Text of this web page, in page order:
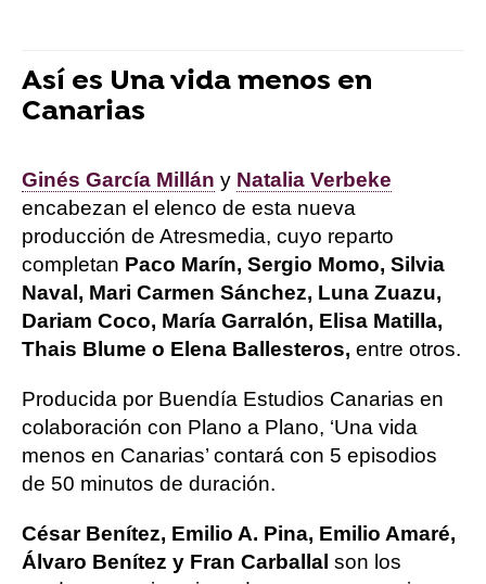
Así es Una vida menos en
Canarias
Ginés García Millán y Natalia Verbeke
encabezan el elenco de esta nueva
producción de Atresmedia, cuyo reparto
completan Paco Marín, Sergio Momo, Silvia
Naval, Mari Carmen Sánchez, Luna Zuazu,
Dariam Coco, María Garralón, Elisa Matilla,
Thais Blume o Elena Ballesteros, entre otros.
Producida por Buendía Estudios Canarias en
colaboración con Plano a Plano, ‘Una vida
menos en Canarias’ contará con 5 episodios
de 50 minutos de duración.
César Benítez, Emilio A. Pina, Emilio Amaré,
Álvaro Benítez y Fran Carballal son los